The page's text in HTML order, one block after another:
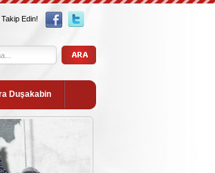
Takip Edin!
Duşakabin